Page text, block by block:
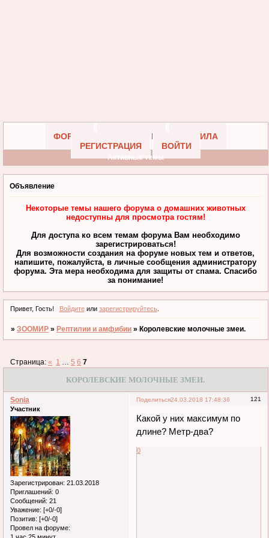
ФОРУМ УЧАСТНИКИ
ПРАВИЛА
РЕГИСТРАЦИЯ
ВОЙТИ
Активные темы
Объявление
Некоторые темы нашего форума о домашних животных
недоступны для просмотра гостям!
Для доступа ко всем темам форума Вам необходимо
зарегистрироваться!
Для возможности создания на форуме новых тем и ответов,
напишите, пожалуйста, в личные сообщения администратору
форума. Эта мера необходима для защиты от спама. Спасибо
за понимание!
Привет, Гость! Войдитеили зарегистрируйтесь.
»ЗООМИР » Рептилии и амфибии » Королевские молочные змеи.
КОРОЛЕВСКИЕ МОЛОЧНЫЕ ЗМЕИ.
Страница:« 1 … 5 6 7
Поделиться 121
24.03.2018 17:48:36
Sonia
Участник
Зарегистрирован: 21.03.2018
Приглашений: 0
Сообщений: 21
Уважение: [+0/-0]
Позитив: [+0/-0]
Провел на форуме:
Какой у них максимум по
длине? Метр-два?
0